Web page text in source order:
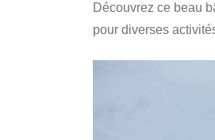
Découvrez ce beau
pour diverses